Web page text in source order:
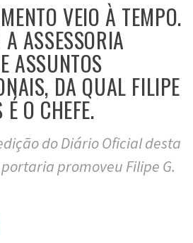
VEIO À TEMPO.
ASSESSORIA
ASSUNTOS
DA QUAL FILIPE
O CHEFE.
do Diário Oficial desta
promoveu Filipe G.